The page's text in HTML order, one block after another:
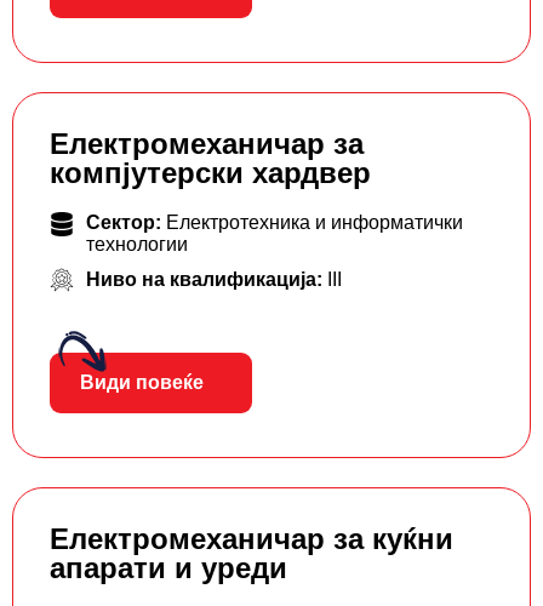
Електромеханичар за
компјутерски хардвер
Сектор: Електротехника и информатички
технологии
Ниво на квалификација:
Види повеќе
Електромеханичар за куќни
апарати и уреди